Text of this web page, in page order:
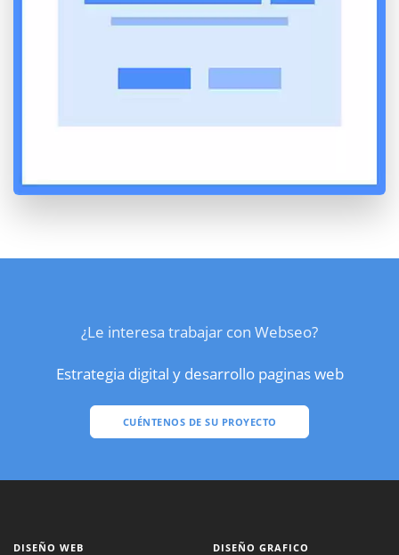
¿Le interesa trabajar con Webseo?
Estrategia digital y desarrollo paginas web
CUÉNTENOS DE SU PROYECTO
DISEÑO WEB DISEÑO GRAFICO